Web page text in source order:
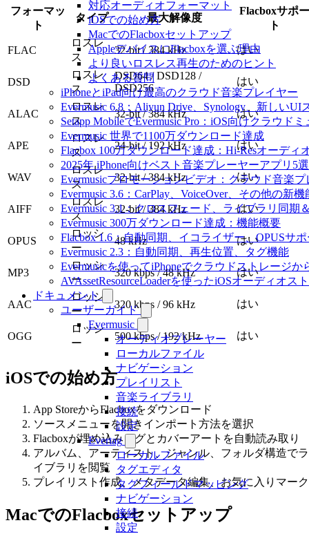
対応オーディオフォーマット
iOSでの始め方
MacでのFlacboxセットアップ
AppleデバイスにFlacboxを選ぶ理由
より良いロスレス再生のためのヒント
よくある質問
iPhoneとiPad向け最高のクラウド音楽プレイヤー
Evermusic 6.8：Aliyun Drive、Synology、新しいUI
Setapp MobileでEvermusic Pro：iOS向けクラウド
Evermusic 世界で1100万ダウンロード達成
Flacbox 100万ダウンロード達成：Hi-Resオーディ
2025年 iPhone向けベスト音楽プレーヤーアプリ5選
Evermusicプロモーションビデオ：クラウド音楽
Evermusic 3.6：CarPlay、VoiceOver、その他の新機
Evermusic 3.1：クロスフェード、ライブラリ同期
Evermusic 300万ダウンロード達成：機能概要
Flacbox 1.6：自動同期、イコライザー、OPUSサ
Evermusic 2.3：自動同期、再生位置、タグ機能
Evermusicを使ってiPhoneでクラウドストレージ
AVAssetResourceLoaderを使ったiOSオーディオス
ドキュメント
ユーザーガイド
Evermusic
オーディオプレーヤー
ローカルファイル
ナビゲーション
プレイリスト
音楽ライブラリ
接続
設定
Evertag
ローカルファイル
タグエディタ
タグフィールドマッピング
ナビゲーション
接続
設定
フォーマッ
ト
タイプ 最大解像度
Flacboxサポー
ト
FLAC
ロスレ
ス
32-bit / 384 kHz はい
DSD
ロスレ
ス
DSD64 / DSD128 /
DSD256
はい
ALAC
ロスレ
ス
32-bit / 384 kHz はい
APE
ロスレ
ス
24-bit / 192 kHz はい
WAV
ロスレ
ス
32-bit / 384 kHz はい
AIFF
ロスレ
ス
32-bit / 384 kHz はい
OPUS
ロッシ
ー
48 kHz はい
MP3
ロッシ
ー
320 kbps / 48 kHz はい
AAC
ロッシ
ー
320 kbps / 96 kHz はい
OGG
ロッシ
ー
500 kbps / 192 kHz はい
iOSでの始め方
App StoreからFlacboxをダウンロード
ソースメニューを開きインポート方法を選択
Flacboxが埋め込みタグとカバーアートを自動読み取り
アルバム、アーティスト、ジャンル、フォルダ構造でラ
イブラリを閲覧
プレイリスト作成、メタデータ編集、お気に入りマーク
MacでのFlacboxセットアップ